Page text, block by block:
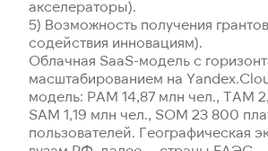
акселераторы).
5) Возможность получения
содействия инновациям).
Облачная SaaS-модель с
масштабированием на
модель: PAM 14,87 млн чел., TAM
SAM 1,19 млн чел., SOM 23 800
пользователей. Географическая